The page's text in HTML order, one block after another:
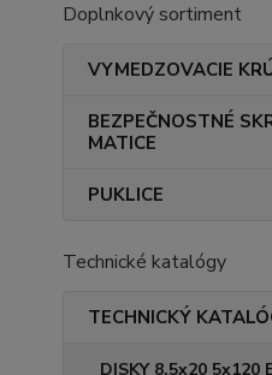
Doplnkový sortiment
VYMEDZOVACIE
BEZPEČNOSTNÉ
MATICE
PUKLICE
Technické katalógy
TECHNICKÝ
DISKY 8,5x20 5x120